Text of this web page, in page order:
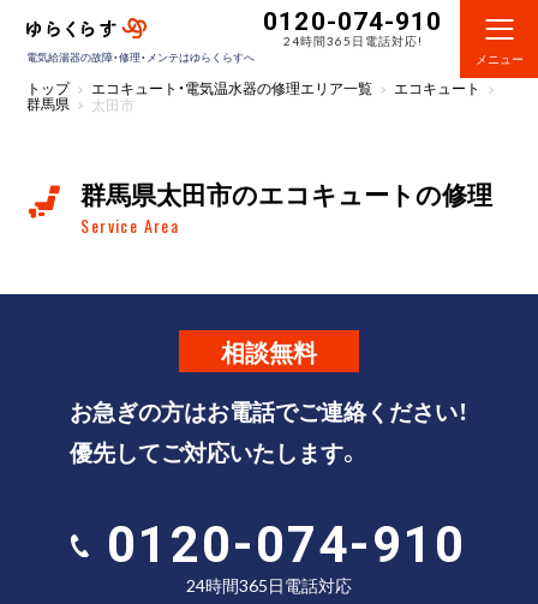
電気給湯器の故障・修理・メンテはゆらくらすへ
0120-074-910
24時間365日電話対応!
メニュー
トップ エコキュート・電気温水器の修理エリア一覧 エコキュート
群馬県 太田市
群馬県太田市のエコキュートの修理
Service Area
相談無料
お急ぎの方はお電話でご連絡ください！
優先してご対応いたします。
0120-074-910
24時間365日電話対応